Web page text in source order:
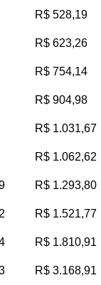
R$ 528,19
R$ 623,26
R$ 754,14
R$ 904,98
R$ 1.031,67
R$ 1.062,62
R$ 1.293,80
R$ 1.521,77
R$ 1.810,91
R$ 3.168,91